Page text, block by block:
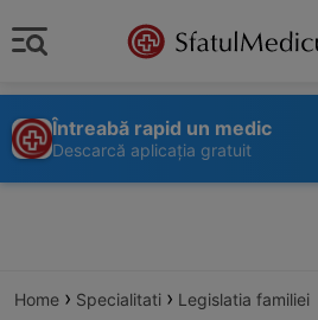
Întreabă rapid un medic
Descarcă aplicația gratuit
Home › Specialitati › Legislatia familiei